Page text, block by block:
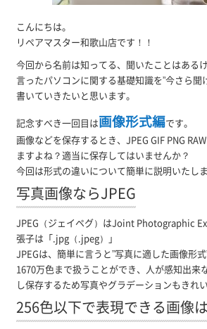
こんにちは。
リペアマスター和歌山店です！！
今回から名前は知ってる、聞いたことはある
言ったパソコンに関する基礎知識を”今さら聞
書いていきたいと思います。
記念すべき一回目は画像形式編です。
画像などを保存するとき、JPEG GIF PNG
ますよね？適当に保存してはいませんか？
今回は形式の違いについて簡単に説明いたしま
写真画像ならJPEG
JPEG（ジェイペグ）はJoint Photographic
張子は「.jpg（.jpeg）」
JPEGは、簡単に言うと”写真に適した画像形
1670万色まで扱うことができ、人が感知出来
し保存するため写真やグラデーションもきれ
256色以下で表現できる画像